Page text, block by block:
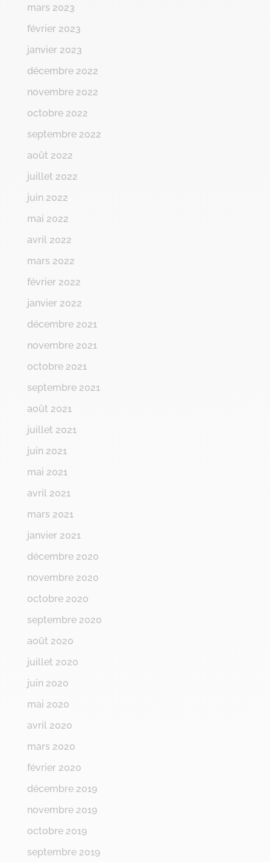
mars 2023
février 2023
janvier 2023
décembre 2022
novembre 2022
octobre 2022
septembre 2022
août 2022
juillet 2022
juin 2022
mai 2022
avril 2022
mars 2022
février 2022
janvier 2022
décembre 2021
novembre 2021
octobre 2021
septembre 2021
août 2021
juillet 2021
juin 2021
mai 2021
avril 2021
mars 2021
janvier 2021
décembre 2020
novembre 2020
octobre 2020
septembre 2020
août 2020
juillet 2020
juin 2020
mai 2020
avril 2020
mars 2020
février 2020
décembre 2019
novembre 2019
octobre 2019
septembre 2019